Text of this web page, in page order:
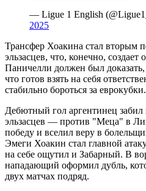
— Ligue 1 English
2025
Трансфер Хоакина стал вторым
эльзасцев, что, конечно, создает
Паничелли должен был доказать,
что готов взять на себя
стабильно бороться за еврокубки.
Дебютный гол аргентинец забил
эльзасцев — против "Меца" в
победу и вселил веру в
Эмеги Хоакин стал главной
на себе ощутил и Забарный. В
нападающий оформил дубль,
двух матчах подряд.